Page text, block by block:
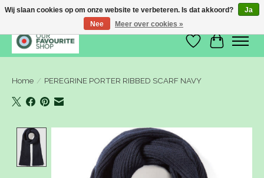
Verlanglijst
Home / PEREGRINE PORTER RIBBED SCARF NAVY
Product image slideshow Items
Wij slaan cookies op om onze website te verbeteren. Is dat akkoord?
Ja
Nee
Meer over cookies »